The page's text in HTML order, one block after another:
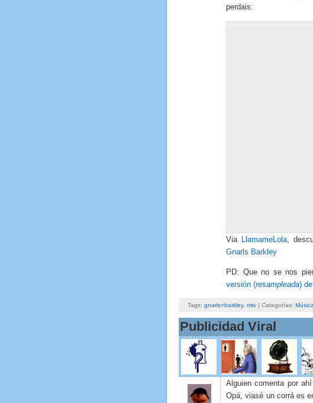
perdais:
Via LlamameLola,
Gnarls Barkley
PD: Que no se nos
versión (resampleada)
Tags: gnarls+barkley, mtv | Categorías:
Publicidad Viral
Alguien comenta por
Opá, viasé un corrá es